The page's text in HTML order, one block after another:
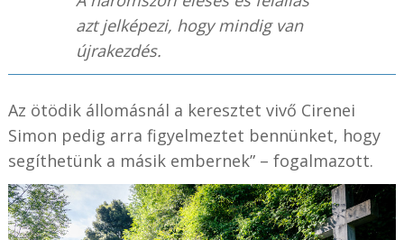
azt jelképezi, hogy mindig van
újrakezdés.
Az ötödik állomásnál a keresztet vivő Cirenei
Simon pedig arra figyelmeztet bennünket, hogy
segíthetünk a másik embernek” – fogalmazott.